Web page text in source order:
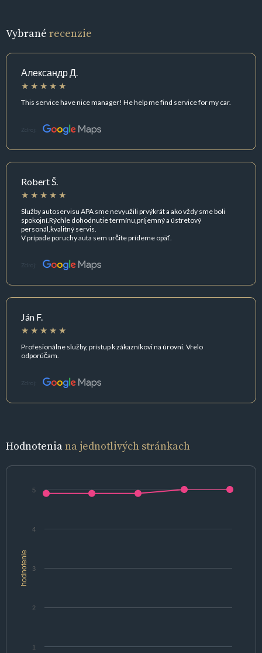
Vybrané recenzie
Александр Д.
This service have nice manager! He help me find service for my car.
Zdroj:
Robert Š.
Služby autoservisu APA sme nevyužili prvýkrát a ako vždy sme boli
spokojní.Rýchle dohodnutie termínu,príjemný a ústretový
personál,kvalitný servis.
V prípade poruchy auta sem určite prídeme opäť.
Zdroj:
Ján F.
Profesionálne služby, prístup k zákazníkovi na úrovni. Vrelo
odporúčam.
Zdroj:
Hodnoteniana jednotlivých stránkach
hodnotenie
1
2
3
4
5